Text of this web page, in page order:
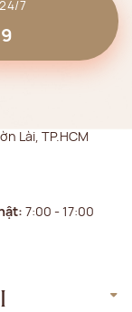
7
Lài, TP.HCM
7:00 - 17:00